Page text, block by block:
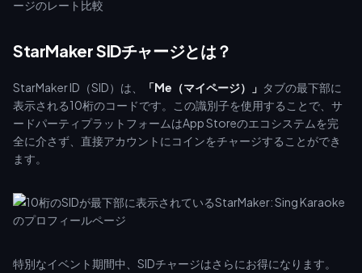
StarMaker SIDチャージとは？
StarMaker ID（SID）は、 「Me（マイページ）」 タブの最下部に
表示される10桁のコードです。この識別子を使用することで、サ
ードパーティプラットフォームはApp Storeのエコシステムを完
全に介さず、直接アカウントにコインをチャージすることができ
ます。
特別なイベント期間中、SIDチャージはさらにお得になります。